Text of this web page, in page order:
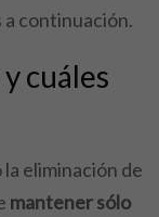
a continuación.
cuáles
eliminación de
mantener sólo